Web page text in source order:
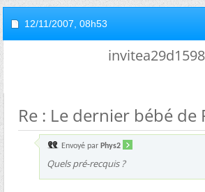
12/11/2007, 08h53
invitea29d1598
Re : Le dernier bébé de
Envoyé par Phys2
Quels pré-recquis ?